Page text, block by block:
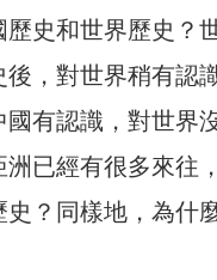
史和世界歷史？
，對世界稍有認
有認識，對世界
已經有很多來往
？同樣地，為什